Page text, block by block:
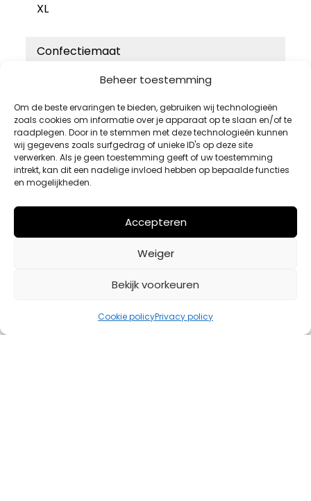
Beheer toestemming
Om de beste ervaringen te bieden, gebruiken wij technologieën
zoals cookies om informatie over je apparaat op te slaan en/of te
raadplegen. Door in te stemmen met deze technologieën kunnen
wij gegevens zoals surfgedrag of unieke ID's op deze site
verwerken. Als je geen toestemming geeft of uw toestemming
intrekt, kan dit een nadelige invloed hebben op bepaalde functies
en mogelijkheden.
Accepteren
Weiger
Bekijk voorkeuren
Cookie policyPrivacy policy
XL
Confectiemaat
50
52
54